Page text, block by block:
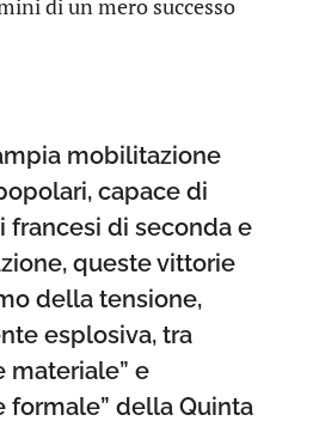
di un mero successo
mobilitazione
capace di
francesi di seconda e
queste vittorie
della tensione,
esplosiva, tra
materiale” e
formale” della Quinta